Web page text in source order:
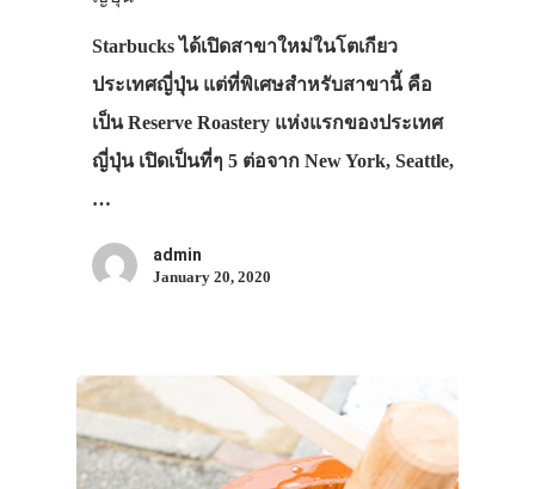
Starbucks ได้เปิดสาขาใหม่ในโตเกียว
ประเทศญี่ปุ่น แต่ที่พิเศษสำหรับสาขานี้ คือ
เป็น Reserve Roastery แห่งแรกของประเทศ
ญี่ปุ่น เปิดเป็นที่ๆ 5 ต่อจาก New York, Seattle,
…
admin
January 20, 2020